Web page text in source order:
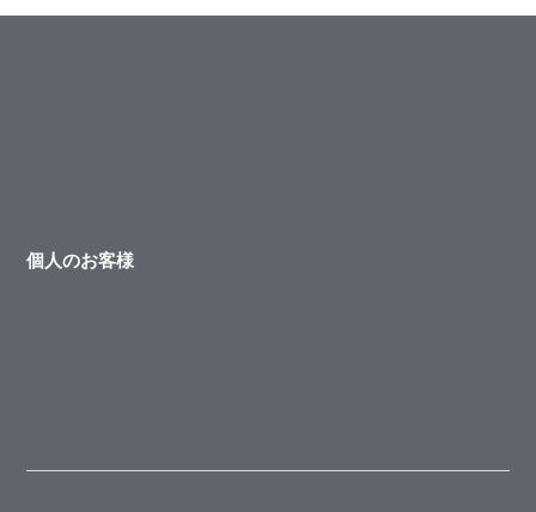
個人のお客様